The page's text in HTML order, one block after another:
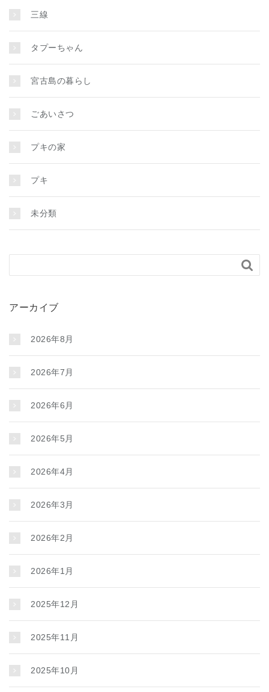
三線
タプーちゃん
宮古島の暮らし
ごあいさつ
プキの家
プキ
未分類

アーカイブ
2026年8月
2026年7月
2026年6月
2026年5月
2026年4月
2026年3月
2026年2月
2026年1月
2025年12月
2025年11月
2025年10月